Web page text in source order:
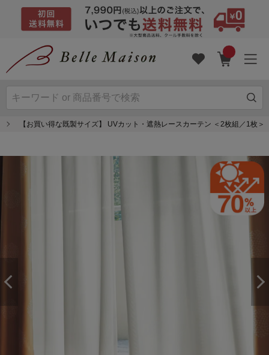
【お買い得な既製サイズ】 UVカット・遮熱レースカーテン ＜2枚組／1枚＞